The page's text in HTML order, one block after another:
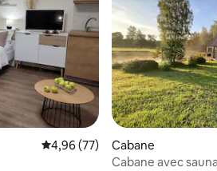
Évaluation moyenne sur la
4,96 (77)
Cabane
Cabane avec